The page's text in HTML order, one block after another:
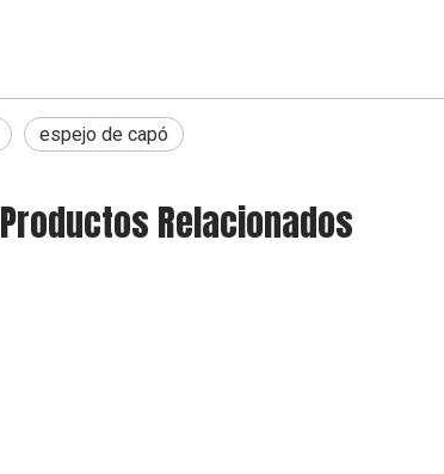
espejo de capó
Productos Relacionados